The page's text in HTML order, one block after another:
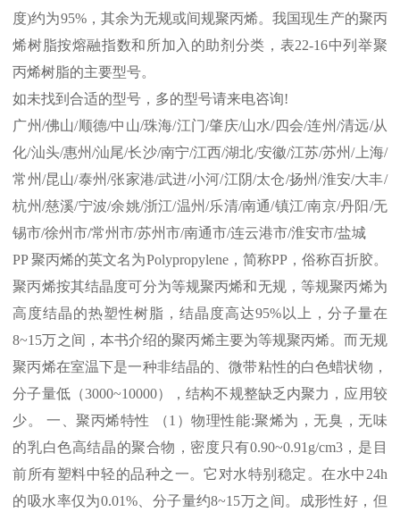
度)约为95%，其余为无规或间规聚丙烯。我国现生产的聚丙
烯树脂按熔融指数和所加入的助剂分类，表22-16中列举聚
丙烯树脂的主要型号。
如未找到合适的型号，多的型号请来电咨询!
广州/佛山/顺德/中山/珠海/江门/肇庆/山水/四会/连州/清远/从
化/汕头/惠州/汕尾/长沙/南宁/江西/湖北/安徽/江苏/苏州/上海/
常州/昆山/泰州/张家港/武进/小河/江阴/太仓/扬州/淮安/大丰/
杭州/慈溪/宁波/余姚/浙江/温州/乐清/南通/镇江/南京/丹阳 /无
锡市/徐州市/常州市/苏州市/南通市/连云港市/淮安市/盐城
PP聚丙烯的英文名为Polypropylene，简称PP，俗称百折胶。
聚丙烯按其结晶度可分为等规聚丙烯和无规，等规聚丙烯为
高度结晶的热塑性树脂，结晶度高达95%以上，分子量在
8~15万之间，本书介绍的聚丙烯主要为等规聚丙烯。而无规
聚丙烯在室温下是一种非结晶的、微带粘性的白色蜡状物，
分子量低（3000~10000），结构不规整缺乏内聚力，应用较
少。 一、聚丙烯特性 （1 ）物理性能:聚烯为，无臭，无味
的乳白色高结晶的聚合物，密度只有0.90~0.91g/cm3，是目
前所有塑料中轻的品种之一。它对水特别稳定。在水中 24h
的吸水率仅为0.01%、分子量约8~15万之间。成形性好，但